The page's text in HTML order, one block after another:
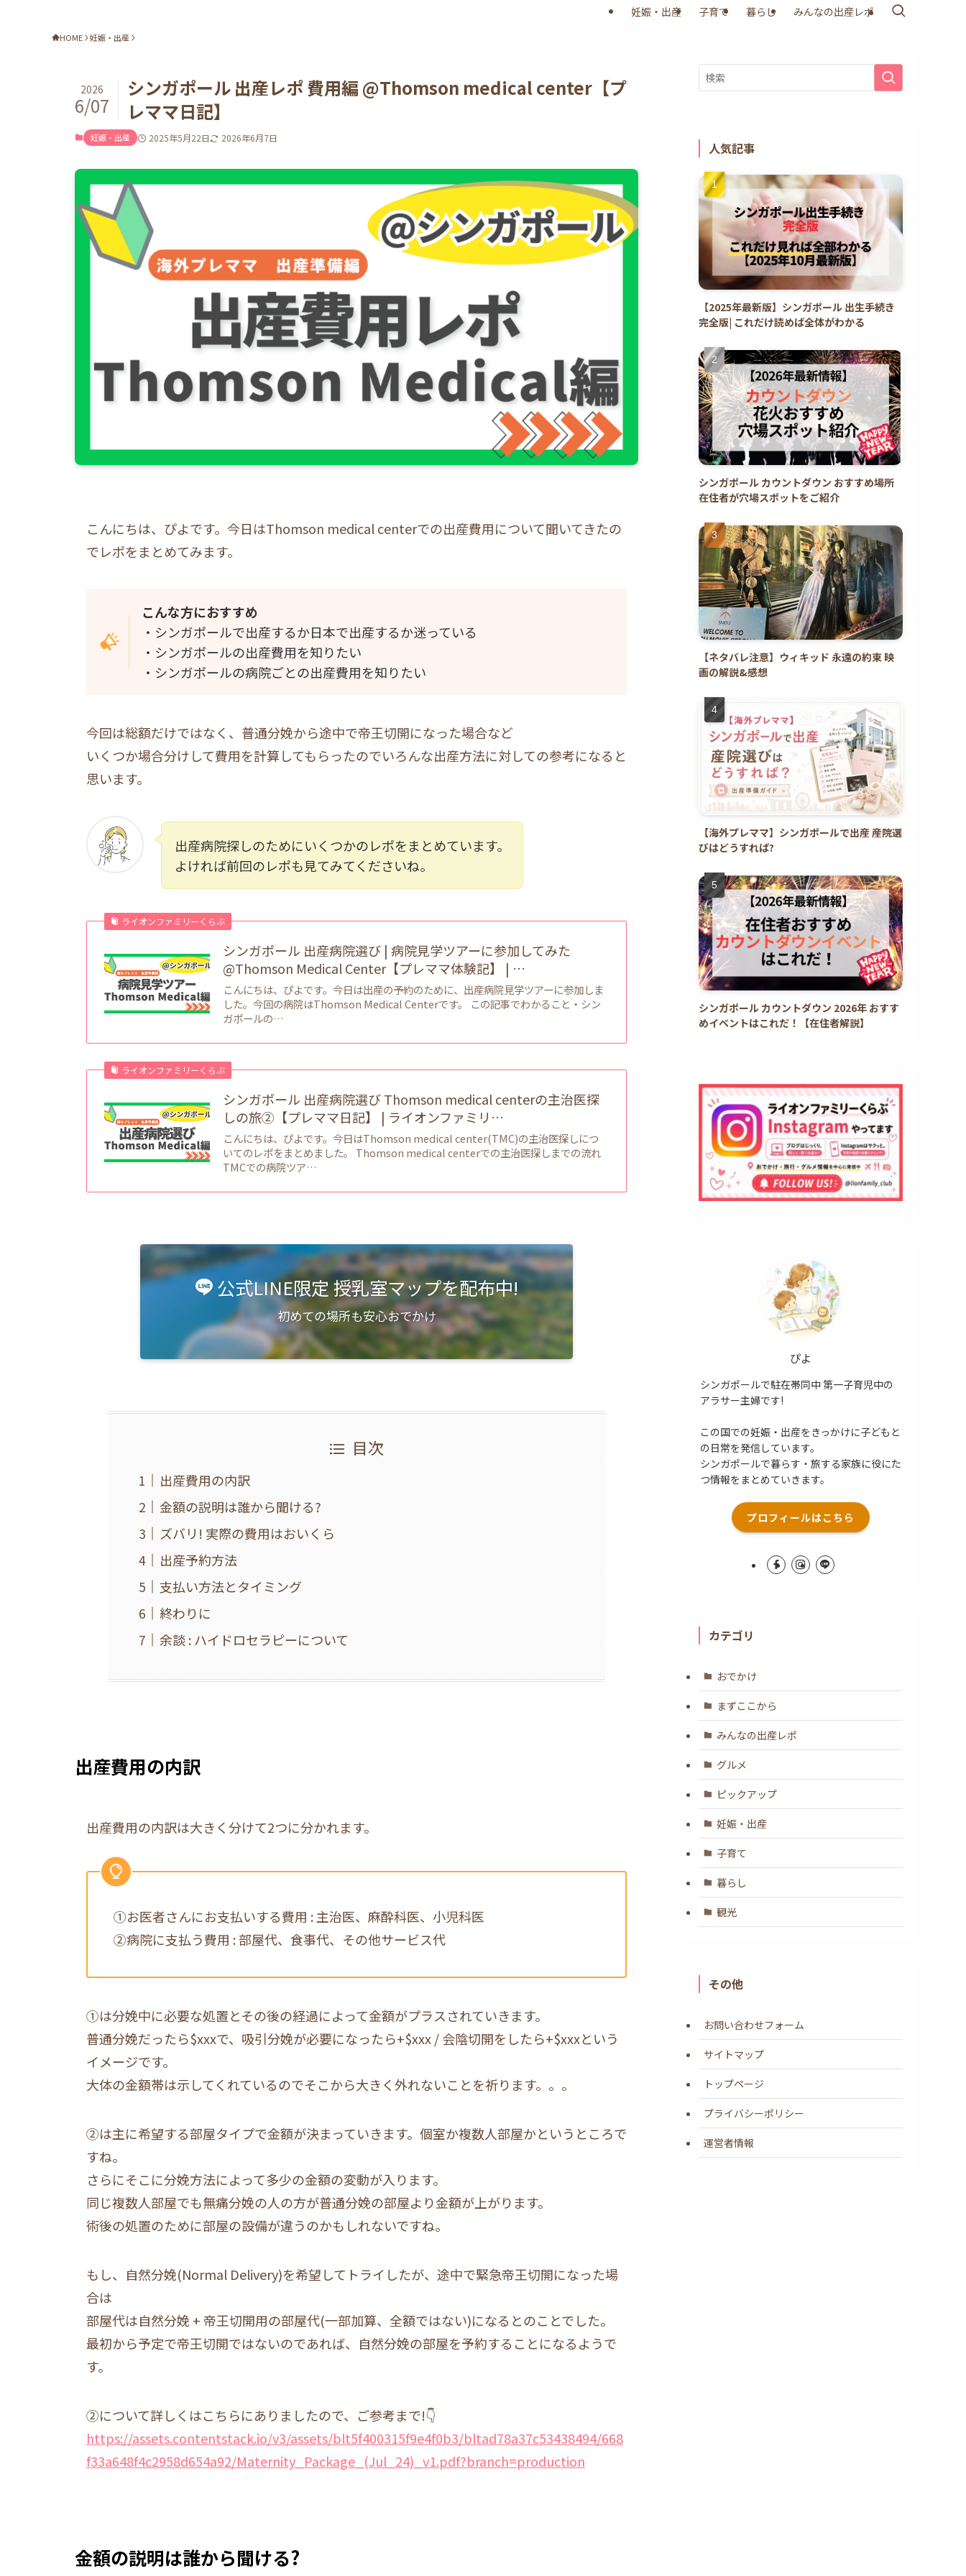
妊娠・出産 子育て 暮らし みんなの出産レポ
HOME 妊娠・出産
シンガポール 出産レポ 費用編 @Thomson medical center【プ
レママ日記】
2026
6/07
妊娠・出産 2025年5月22日 2026年6月7日
こんにちは、ぴよです。今日はThomson medical centerでの出産費用について聞いてきたの
でレポをまとめてみます。
こんな方におすすめ
・シンガポールで出産するか日本で出産するか迷っている
・シンガポールの出産費用を知りたい
・シンガポールの病院ごとの出産費用を知りたい
今回は総額だけではなく、普通分娩から途中で帝王切開になった場合など
いくつか場合分けして費用を計算してもらったのでいろんな出産方法に対しての参考になると
思います。
出産病院探しのためにいくつかのレポをまとめています。
よければ前回のレポも見てみてくださいね。
ライオンファミリーくらぶ
シンガポール 出産病院選び | 病院見学ツアーに参加してみた
@Thomson Medical Center【プレママ体験記】 | …
こんにちは、ぴよです。今日は出産の予約のために、出産病院見学ツアーに参加しま
した。今回の病院はThomson Medical Centerです。 この記事でわかること・シン
ガポールの…
ライオンファミリーくらぶ
シンガポール 出産病院選び Thomson medical centerの主治医探
しの旅②【プレママ日記】 | ライオンファミリ…
こんにちは、ぴよです。今日はThomson medical center(TMC)の主治医探しにつ
いてのレポをまとめました。 Thomson medical centerでの主治医探しまでの流れ
TMCでの病院ツア…
公式LINE限定 授乳室マップを配布中!
初めての場所も安心おでかけ
目次
出産費用の内訳
金額の説明は誰から聞ける?
ズバリ! 実際の費用はおいくら
出産予約方法
支払い方法とタイミング
終わりに
余談 : ハイドロセラピーについて
出産費用の内訳
出産費用の内訳は大きく分けて2つに分かれます。
①お医者さんにお支払いする費用 : 主治医、麻酔科医、小児科医
②病院に支払う費用 : 部屋代、食事代、その他サービス代
①は分娩中に必要な処置とその後の経過によって金額がプラスされていきます。
普通分娩だったら$xxxで、吸引分娩が必要になったら+$xxx / 会陰切開をしたら+$xxxという
イメージです。
大体の金額帯は示してくれているのでそこから大きく外れないことを祈ります。。。
②は主に希望する部屋タイプで金額が決まっていきます。個室か複数人部屋かというところで
すね。
さらにそこに分娩方法によって多少の金額の変動が入ります。
同じ複数人部屋でも無痛分娩の人の方が普通分娩の部屋より金額が上がります。
術後の処置のために部屋の設備が違うのかもしれないですね。
もし、自然分娩(Normal Delivery)を希望してトライしたが、途中で緊急帝王切開になった場
合は
部屋代は自然分娩 + 帝王切開用の部屋代(一部加算、全額ではない)になるとのことでした。
最初から予定で帝王切開ではないのであれば、自然分娩の部屋を予約することになるようで
す。
②について詳しくはこちらにありましたので、ご参考まで!👇
https://assets.contentstack.io/v3/assets/blt5f400315f9e4f0b3/bltad78a37c53438494/668
f33a648f4c2958d654a92/Maternity_Package_(Jul_24)_v1.pdf?branch=production
金額の説明は誰から聞ける?
人気記事
【2025年最新版】シンガポール 出生手続き
完全版| これだけ読めば全体がわかる
シンガポール カウントダウン おすすめ場所
在住者が穴場スポットをご紹介
【ネタバレ注意】ウィキッド 永遠の約束 映
画の解説&感想
【海外プレママ】シンガポールで出産 産院選
びはどうすれば?
シンガポール カウントダウン 2026年 おすす
めイベントはこれだ！【在住者解説】
ぴよ
シンガポールで駐在帯同中 第一子育児中の
アラサー主婦です!
この国での妊娠・出産をきっかけに子どもと
の日常を発信しています。
シンガポールで暮らす・旅する家族に役にた
つ情報をまとめていきます。
プロフィールはこちら
カテゴリ
おでかけ
まずここから
みんなの出産レポ
グルメ
ピックアップ
妊娠・出産
子育て
暮らし
観光
その他
お問い合わせフォーム
サイトマップ
トップページ
プライバシーポリシー
運営者情報